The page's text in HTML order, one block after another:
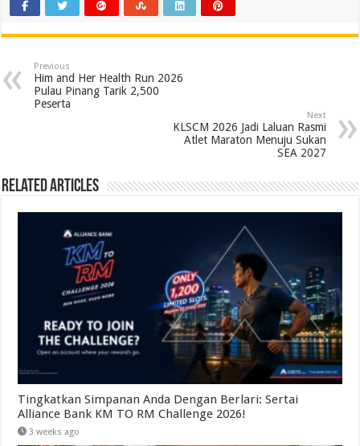
Previous
Him and Her Health Run 2026
Pulau Pinang Tarik 2,500
Peserta
Next
KLSCM 2026 Jadi Laluan Rasmi
Atlet Maraton Menuju Sukan
SEA 2027
Related Articles
Tingkatkan Simpanan Anda Dengan Berlari: Sertai
Alliance Bank KM TO RM Challenge 2026!
3 weeks ago